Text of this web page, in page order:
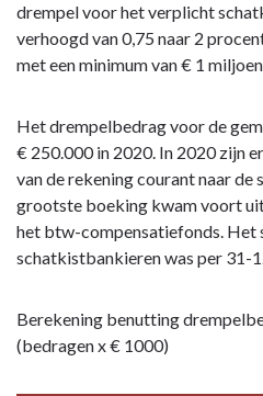
drempel voor het verplicht
verhoogd van 0,75 naar 2
met een minimum van € 1
Het drempelbedrag voor de
€ 250.000 in 2020. In 2020 zijn
van de rekening courant naar
grootste boeking kwam voort
het btw-compensatiefonds. Het
schatkistbankieren was per 31-
Berekening benutting
(bedragen x € 1000)